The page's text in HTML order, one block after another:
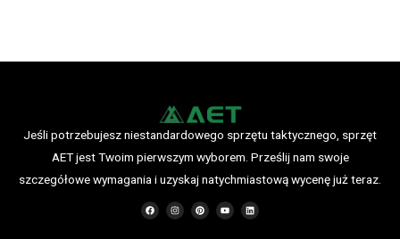
Jeśli potrzebujesz niestandardowego sprzętu taktycznego, sprzęt
AET jest Twoim pierwszym wyborem. Prześlij nam swoje
szczegółowe wymagania i uzyskaj natychmiastową wycenę już teraz.
F
a
c
I
n
s
P
i
n
Y
o
u
L
i
n